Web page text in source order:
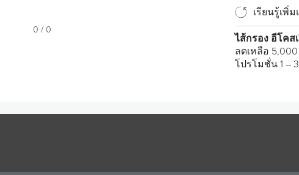
0 / 0
เรียนรู้เพิ่ม
ไส้กรอง อีโคส
ลดเหลือ
โปรโมชั่น 1 –